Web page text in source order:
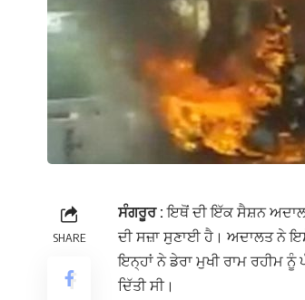
SHARE
ਸੰਗਰੂਰ : ਇਥੋਂ ਦੀ ਇੱਕ ਸੈਸ਼ਨ
ਦੀ ਸਜ਼ਾ ਸੁਣਾਈ ਹੈ। ਅਦਾਲਤ ਨੇ
ਇਨ੍ਹਾਂ ਨੇ ਡੇਰਾ ਮੁਖੀ ਰਾਮ ਰਹੀਮ
ਦਿੱਤੀ ਸੀ।